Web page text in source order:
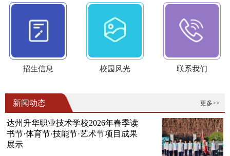
招生信息 校园风光 联系我们
更多>>
新闻动态
达州升华职业技术学校2026年春季读
书节·体育节·技能节·艺术节项目成果
展示